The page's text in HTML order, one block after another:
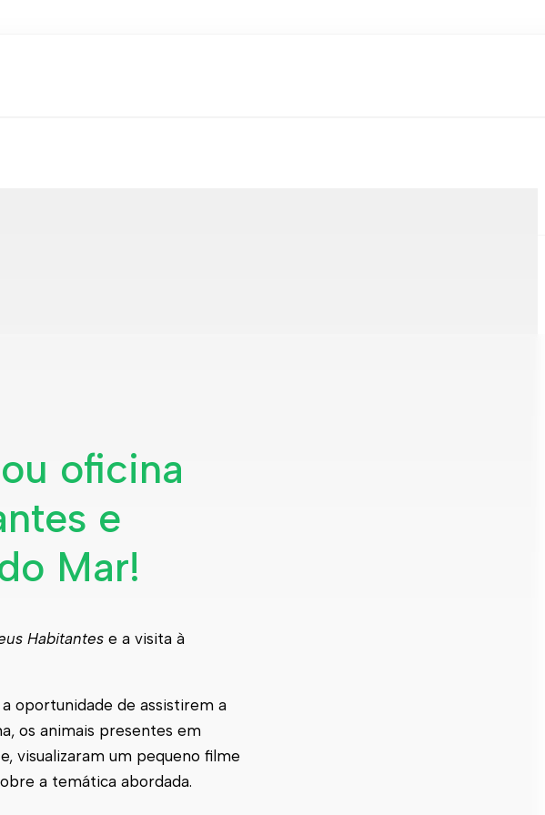
oficina
e
Mar!
Habitantes e a visita à
oportunidade de assistirem a
os animais presentes em
visualizaram um pequeno filme
a temática abordada.